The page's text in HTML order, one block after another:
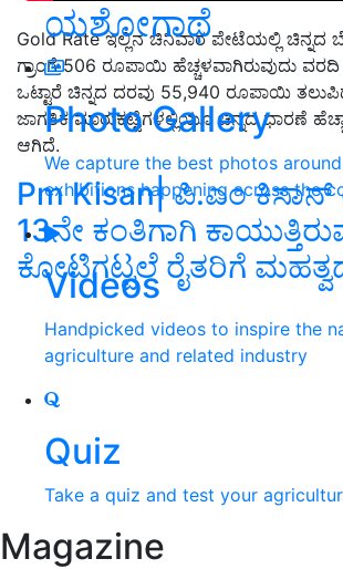
ಯಶೋಗಾಥೆ
Photo Gallery
We capture the best photos
exhibitions happening across the
Videos
Handpicked videos to inspire the
agriculture and related industry
Quiz
Take a quiz and test your
Magazine
Gold Rateಇಲ್ಲಿನ ಚಿನಿವಾರ ಪೇಟೆಯಲ್ಲಿ ಚಿನ್ನದ
ಗ್ರಾಂಗೆ 506 ರೂಪಾಯಿ ಹೆಚ್ಚಳವಾಗಿರುವುದು
ಒಟ್ಟಾರೆ ಚಿನ್ನದ ದರವು 55,940 ರೂಪಾಯಿ
ಜಾಗತಿಕ ಮಾರುಕಟ್ಟೆಗಳಲ್ಲಿಯೂ ಚಿನ್ನದ ಧಾರಣೆ
ಆಗಿದೆ.
Pm Kisan| ಪಿ.ಎಂ ಕಿಸಾನ್‌
13ನೇ ಕಂತಿಗಾಗಿ
ಕೋಟಿಗಟ್ಟಲೆ ರೈತರಿಗೆ